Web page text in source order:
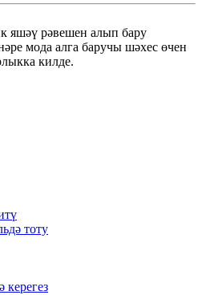
яшәү рәвешен алып бару
мода алга баручы шәхес өчен
килде.
тоту
керегез